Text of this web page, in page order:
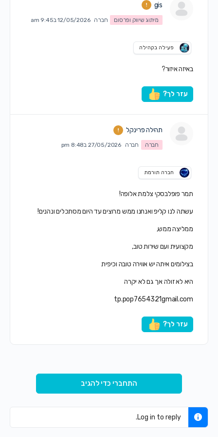
gis
מיתוג שיווק ופרסום חברה 12/05/2026 ב9:45 am
פעילה בקהילה
באיזה איזור?
עזר לך?
תהילה פרינקל
חברה חברה 27/05/2026 ב8:48 pm
חברה תורמת
תמר פופלבסקי צלמת אלופה!
עשתה לנו קליפ ואנחנו ממש מרוצים עד היום מסתכלים ונהנים!
ממליצה ממש,
מקצועית ועם שירות טוב,
בצילומים איתה יש אווירה טובה וכיפית
היא לא זולה אך גם לא יקרה
tp.pop7654321gmail.com
עזר לך?
התחברי כדי להגיב
Log in to reply.